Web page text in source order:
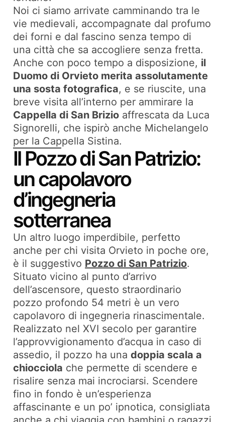
Noi ci siamo arrivate camminando tra le
vie medievali, accompagnate dal profumo
dei forni e dal fascino senza tempo di
una città che sa accogliere senza fretta.
Anche con poco tempo a disposizione, il
Duomo di Orvieto merita assolutamente
una sosta fotografica, e se riuscite, una
breve visita all’interno per ammirare la
Cappella di San Brizio affrescata da Luca
Signorelli, che ispirò anche Michelangelo
per la Cappella Sistina.
Il Pozzo di San Patrizio:
un capolavoro
d’ingegneria
sotterranea
Un altro luogo imperdibile, perfetto
anche per chi visita Orvieto in poche ore,
è il suggestivo Pozzo di San Patrizio.
Situato vicino al punto d’arrivo
dell’ascensore, questo straordinario
pozzo profondo 54 metri è un vero
capolavoro di ingegneria rinascimentale.
Realizzato nel XVI secolo per garantire
l’approvvigionamento d’acqua in caso di
assedio, il pozzo ha unadoppia scala a
chiocciola che permette di scendere e
risalire senza mai incrociarsi. Scendere
fino in fondo è un’esperienza
affascinante e un po’ ipnotica, consigliata